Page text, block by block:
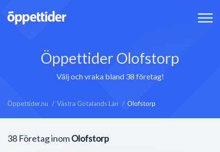
Öppettider Olofstorp
Välj och vraka bland 38 företag!
Öppettider.nu Västra Götalands Län Olofstorp
38 Företag inomOlofstorp